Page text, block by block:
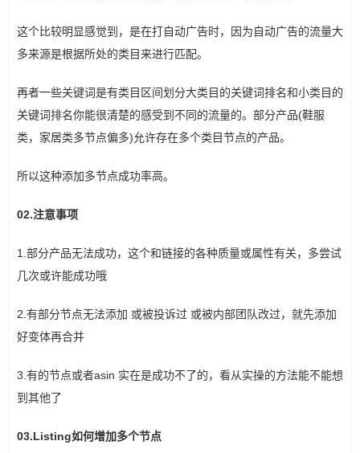
这个比较明显感觉到，是在打自动广告时，因为自动广告的流量大
多来源是根据所处的类目来进行匹配。
再者一些关键词是有类目区间划分大类目的关键词排名和小类目的
关键词排名你能很清楚的感受到不同的流量的。部分产品(鞋服
类，家居类多节点偏多)允许存在多个类目节点的产品。
所以这种添加多节点成功率高。
02.注意事项
1.部分产品无法成功，这个和链接的各种质量或属性有关，多尝试
几次或许能成功哦
2.有部分节点无法添加 或被投诉过 或被内部团队改过，就先添加
好变体再合并
3.有的节点或者asin 实在是成功不了的，看从实操的方法能不能想
到其他了
03.Listing如何增加多个节点